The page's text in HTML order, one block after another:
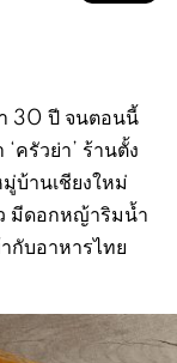
30 ปี จนตอนนี้
ครัวย่า’ ร้านตั้ง
บ้านเชียงใหม่
มีดอกหญ้าริมน้ำ
กับอาหารไทย